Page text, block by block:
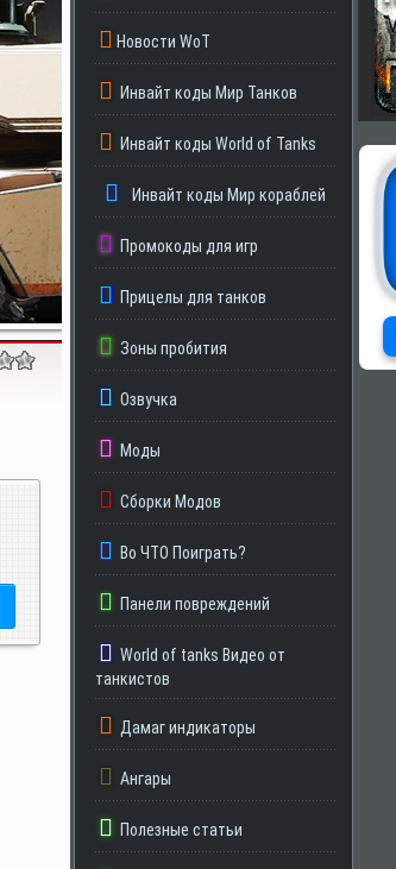
Новости WoT
Инвайт коды Мир Танков
Инвайт коды World of Tanks
Инвайт коды Мир кораблей
Промокоды для игр
Прицелы для танков
Зоны пробития
Озвучка
Моды
Сборки Модов
Во ЧТО Поиграть?
Панели повреждений
World of tanks Видео от
танкистов
Дамаг индикаторы
Ангары
Полезные статьи